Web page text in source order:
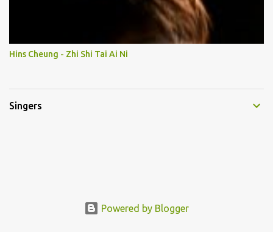
Hins Cheung - Zhi Shi Tai Ai Ni
Singers
Powered by Blogger